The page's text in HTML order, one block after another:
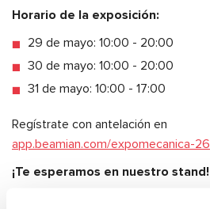
Horario de la exposición:
29 de mayo: 10:00 - 20:00
30 de mayo: 10:00 - 20:00
31 de mayo: 10:00 - 17:00
Regístrate con antelación en
app.beamian.com/expomecanica-26
¡Te esperamos en nuestro stand!